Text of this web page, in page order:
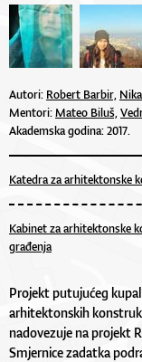
Autori: Robert Barbir,
Mentori:Mateo Biluš,
Akademska godina: 2017.
Katedra za arhitektonske
Kabinet za arhitektonske
građenja
Projekt putujućeg
arhitektonskih
nadovezuje na projekt
Smjernice zadatka